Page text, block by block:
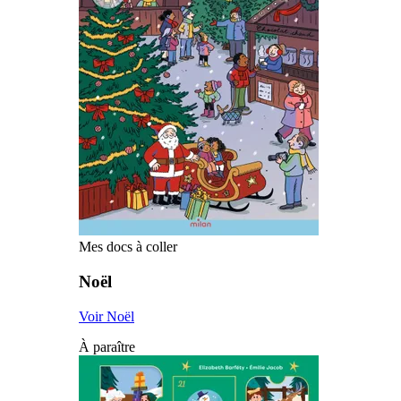
Mes docs à coller
Noël
Voir Noël
À paraître